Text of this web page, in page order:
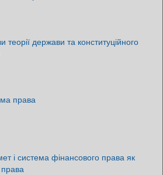
теорії держави та конституційного
права
і система фінансового права як
права